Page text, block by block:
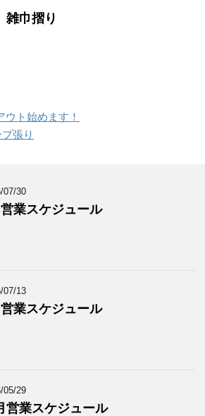
巾摺り
ウト始めます！
張り
07/30
業スケジュール
07/13
業スケジュール
05/29
営業スケジュール